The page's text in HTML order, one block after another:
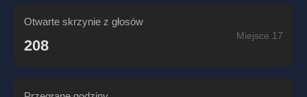
Otwarte skrzynie z głosów
208
Miejsce 17